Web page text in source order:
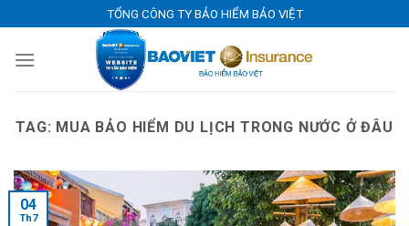
to
content
TỔNG CÔNG TY BẢO HIỂM BẢO VIỆT
TAG: MUA BẢO HIỂM DU LỊCH TRONG NƯỚC Ở ĐÂU
04
Th7